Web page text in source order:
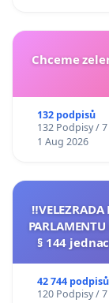
Chceme
132 podpisů
132 Podpisy /
1 Aug 2026
§ 144
42 744 podpisů
120 Podpisy /